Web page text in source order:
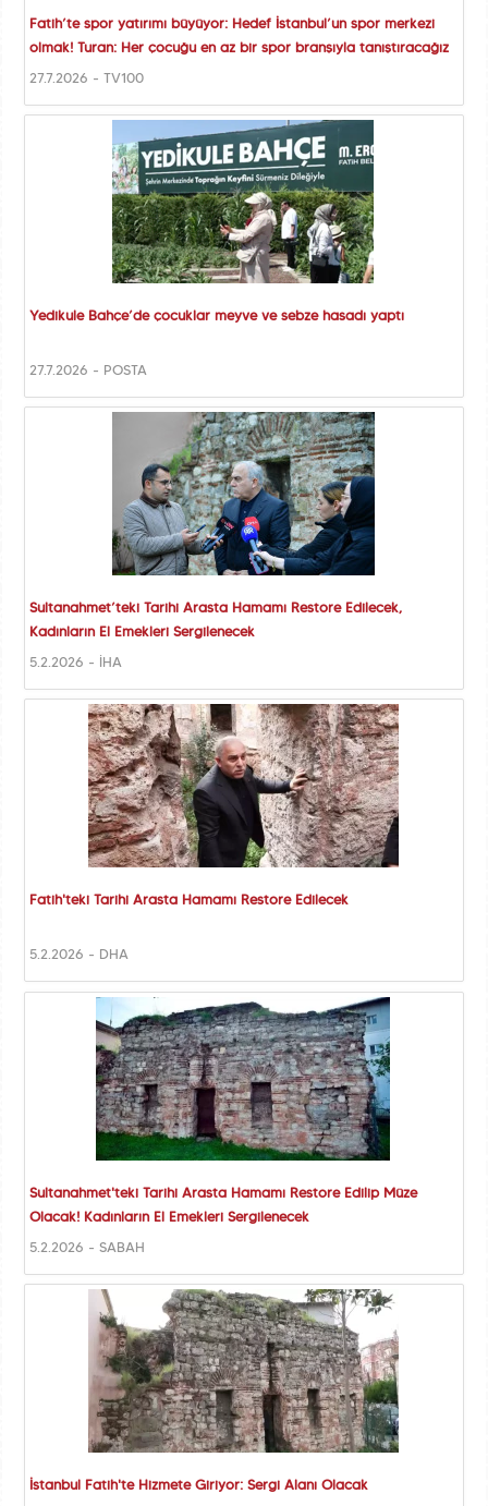
Fatih’te spor yatırımı büyüyor: Hedef İstanbul’un spor merkezi
olmak! Turan: Her çocuğu en az bir spor branşıyla tanıştıracağız
27.7.2026 - TV100
Yedikule Bahçe’de çocuklar meyve ve sebze hasadı yaptı
27.7.2026 - POSTA
Sultanahmet’teki Tarihi Arasta Hamamı Restore Edilecek,
Kadınların El Emekleri Sergilenecek
5.2.2026 - İHA
Fatih'teki Tarihi Arasta Hamamı Restore Edilecek
5.2.2026 - DHA
Sultanahmet'teki Tarihi Arasta Hamamı Restore Edilip Müze
Olacak! Kadınların El Emekleri Sergilenecek
5.2.2026 - SABAH
İstanbul Fatih'te Hizmete Giriyor: Sergi Alanı Olacak